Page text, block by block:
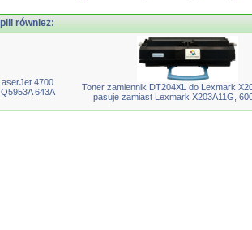
również:
4700
643A
Toner zamiennik DT204XL do Lexmark
pasuje zamiast Lexmark X203A11G,